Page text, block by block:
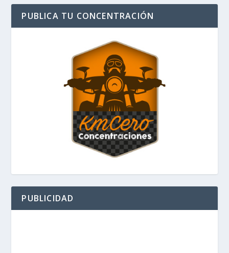
PUBLICA TU CONCENTRACIÓN
PUBLICIDAD